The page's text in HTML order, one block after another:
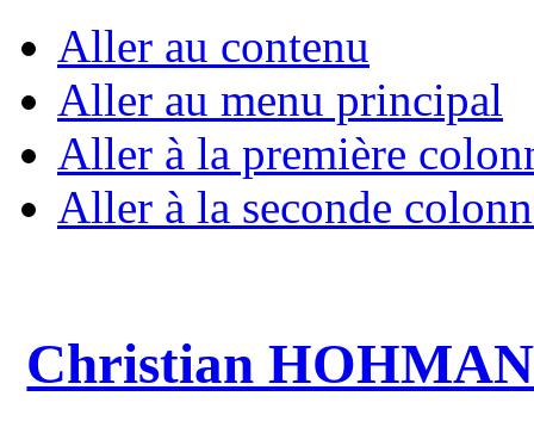
Aller au contenu
Aller au menu principal
Aller à la première
Aller à la seconde
Christian